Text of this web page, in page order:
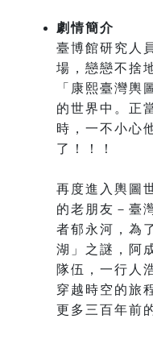
劇情簡介
臺博館研究人
場，戀戀不捨
「康熙臺灣輿
的世界中。正
時，一不小心
了！！！
再度進入輿圖
的老朋友－臺
者郁永河，為
湖」之謎，阿
隊伍，一行人
穿越時空的旅
更多三百年前